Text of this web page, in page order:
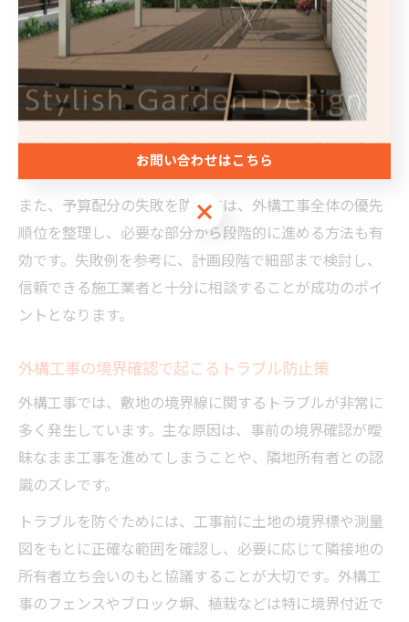
中の騒音・粉じん対策が後回しになりがちです。
こうした失敗を防ぐためには、事前に周囲環境や近隣住
民の生活リズムを把握し、工事のタイミングや内容を共
有することが大切です。例えば、工事開始前に近隣へ挨
拶を行い、工期や作業時間、車両の出入り予定などを説
明することで、トラブルの多くは未然に防げます。
また、予算配分の失敗を防ぐには、外構工事全体の優先
順位を整理し、必要な部分から段階的に進める方法も有
効です。失敗例を参考に、計画段階で細部まで検討し、
信頼できる施工業者と十分に相談することが成功のポイ
ントとなります。
外構工事の境界確認で起こるトラブル防止策
外構工事では、敷地の境界線に関するトラブルが非常に
多く発生しています。主な原因は、事前の境界確認が曖
昧なまま工事を進めてしまうことや、隣地所有者との認
識のズレです。
トラブルを防ぐためには、工事前に土地の境界標や測量
図をもとに正確な範囲を確認し、必要に応じて隣接地の
所有者立ち会いのもと協議することが大切です。外構工
事のフェンスやブロック塀、植栽などは特に境界付近で
お問い合わせはこちら
お問い合わせはこちら